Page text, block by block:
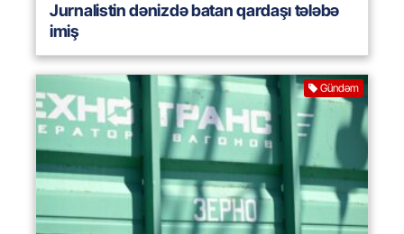
Jurnalistin dənizdə batan qardaşı tələbə
imiş
Gündəm